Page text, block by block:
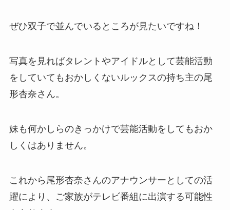
ぜひ双子で並んでいるところが見たいですね！
写真を見ればタレントやアイドルとして芸能活動
をしていてもおかしくないルックスの持ち主の尾
形杏奈さん。
妹も何かしらのきっかけで芸能活動をしてもおか
しくはありません。
これから尾形杏奈さんのアナウンサーとしての活
躍により、ご家族がテレビ番組に出演する可能性